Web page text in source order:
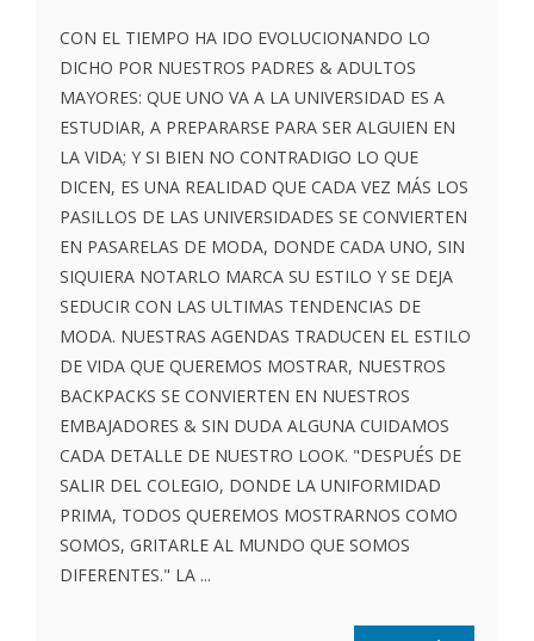
CON EL TIEMPO HA IDO EVOLUCIONANDO LO
DICHO POR NUESTROS PADRES & ADULTOS
MAYORES: QUE UNO VA A LA UNIVERSIDAD ES A
ESTUDIAR, A PREPARARSE PARA SER ALGUIEN EN
LA VIDA; Y SI BIEN NO CONTRADIGO LO QUE
DICEN, ES UNA REALIDAD QUE CADA VEZ MÁS LOS
PASILLOS DE LAS UNIVERSIDADES SE CONVIERTEN
EN PASARELAS DE MODA, DONDE CADA UNO, SIN
SIQUIERA NOTARLO MARCA SU ESTILO Y SE DEJA
SEDUCIR CON LAS ULTIMAS TENDENCIAS DE
MODA. NUESTRAS AGENDAS TRADUCEN EL ESTILO
DE VIDA QUE QUEREMOS MOSTRAR, NUESTROS
BACKPACKS SE CONVIERTEN EN NUESTROS
EMBAJADORES & SIN DUDA ALGUNA CUIDAMOS
CADA DETALLE DE NUESTRO LOOK. "DESPUÉS DE
SALIR DEL COLEGIO, DONDE LA UNIFORMIDAD
PRIMA, TODOS QUEREMOS MOSTRARNOS COMO
SOMOS, GRITARLE AL MUNDO QUE SOMOS
DIFERENTES." LA ...